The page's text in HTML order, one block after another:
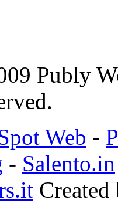
Publy
Web -
- Salento.in